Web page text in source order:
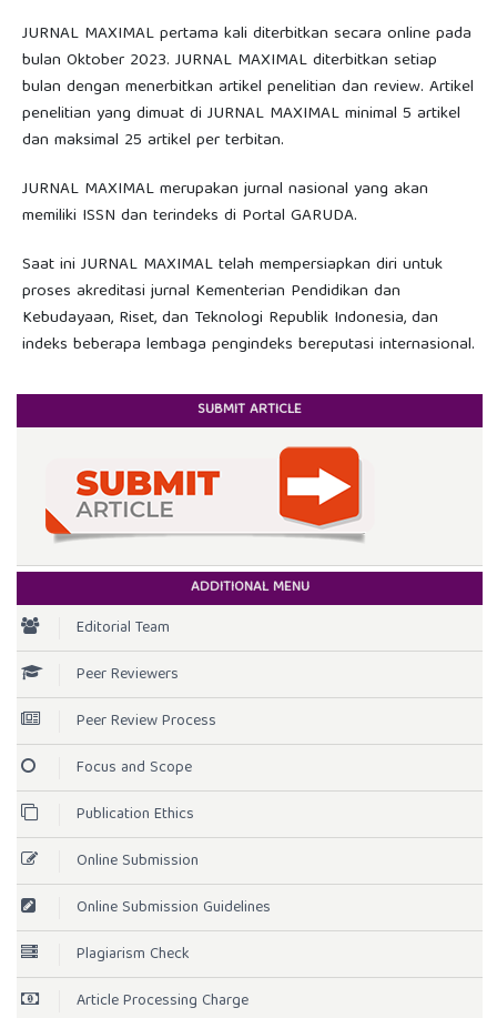
JURNAL MAXIMAL pertama kali diterbitkan secara online pada
bulan Oktober 2023. JURNAL MAXIMAL diterbitkan setiap
bulan dengan menerbitkan artikel penelitian dan review. Artikel
penelitian yang dimuat di JURNAL MAXIMAL minimal 5 artikel
dan maksimal 25 artikel per terbitan.
JURNAL MAXIMAL merupakan jurnal nasional yang akan
memiliki ISSN dan terindeks di Portal GARUDA.
Saat ini JURNAL MAXIMAL telah mempersiapkan diri untuk
proses akreditasi jurnal Kementerian Pendidikan dan
Kebudayaan, Riset, dan Teknologi Republik Indonesia, dan
indeks beberapa lembaga pengindeks bereputasi internasional.
SUBMIT ARTICLE
ADDITIONAL MENU
Editorial Team
Peer Reviewers
Peer Review Process
Focus and Scope
Publication Ethics
Online Submission
Online Submission Guidelines
Plagiarism Check
Article Processing Charge